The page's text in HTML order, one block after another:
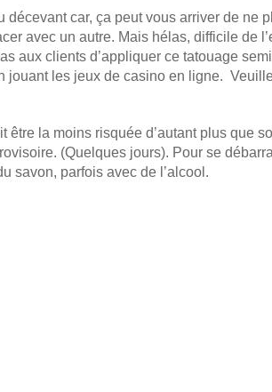
décevant car, ça peut vous arriver de ne
avec un autre. Mais hélas, difficile de
aux clients d’appliquer ce tatouage
jouant les jeux de casino en ligne.
être la moins risquée d’autant plus que
(Quelques jours). Pour se
savon, parfois avec de l’alcool.